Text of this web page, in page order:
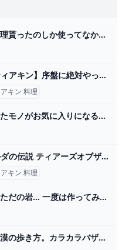
【ティアキン】料理貰ったのしか使ってなかったけど何が1番使い勝手いいんだろ？｜ぽちぽちゲーム速報
【ティアキン】序盤に絶対やって！大妖精第二弾！シーザに捧げる解放条件と場所！【ゼルダの伝説】 - YouTube
キン 料理
最初は疑ったりしたモノがお気に入りになると反動でめっちゃ勧めたくなる : コミックエッセイ えむふじんがあらわれた Powered by ライブドアブログ
ゼルダの伝説 ティアーズオブザキングダム ＞ 訪れぬ美食家 - nJOY
キン 料理
牛丼、クレープ、ただの岩… 一度は作ってみたい絶品料理特集【ゼルダの伝説ティアーズオブザキングダム】 - YouTube
【ティアキン】砂漠の歩き方。カラカラバザールからゲルドの街まで迷わずに進む方法【ゼルダの伝説ティアーズオブザキングダム】